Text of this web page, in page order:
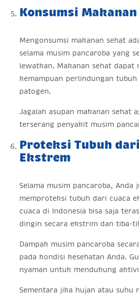
Konsumsi Makanan
Mengonsumsi makanan sehat
selama musim pancaroba yang
lewatkan. Makanan sehat dapat
kemampuan perlindungan
patogen.
Jagalah asupan makanan sehat
terserang penyakit musim
Proteksi Tubuh dari
Ekstrem
Selama musim pancaroba, Anda
memproteksi tubuh dari cuaca
cuaca di Indonesia bisa saja
dingin secara ekstrim dan tiba-
Dampak musim pancaroba
pada kondisi kesehatan Anda.
nyaman untuk mendukung
Sementara jika hujan atau suhu